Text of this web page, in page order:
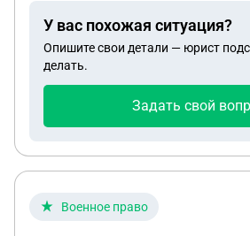
У вас похожая ситуация?
Опишите свои детали — юрист
делать.
Задать свой
Военное право